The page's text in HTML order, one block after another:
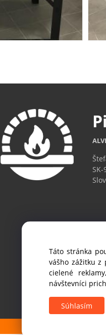
Táto stránka
vášho zážitku z
cielené
návštevníci
Súhlasím